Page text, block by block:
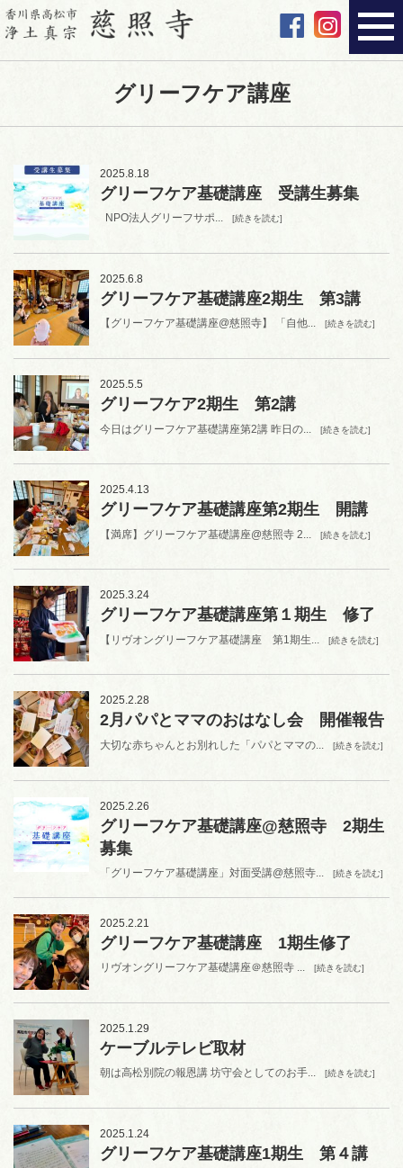
グリーフケア講座
2025.8.18
グリーフケア基礎講座 受講生募集
NPO法人グリーフサポ... [続きを読む]
2025.6.8
グリーフケア基礎講座2期生 第3講
【グリーフケア基礎講座@慈照寺】 「自他... [続きを読む]
2025.5.5
グリーフケア2期生 第2講
今日はグリーフケア基礎講座第2講 昨日の... [続きを読む]
2025.4.13
グリーフケア基礎講座第2期生 開講
【満席】グリーフケア基礎講座@慈照寺 2... [続きを読む]
2025.3.24
グリーフケア基礎講座第１期生 修了
【リヴオングリーフケア基礎講座 第1期生... [続きを読む]
2025.2.28
2月パパとママのおはなし会 開催報告
大切な赤ちゃんとお別れした「パパとママの... [続きを読む]
2025.2.26
グリーフケア基礎講座@慈照寺 2期生
募集
「グリーフケア基礎講座」対面受講@慈照寺... [続きを読む]
2025.2.21
グリーフケア基礎講座 1期生修了
リヴオングリーフケア基礎講座＠慈照寺 ... [続きを読む]
2025.1.29
ケーブルテレビ取材
朝は高松別院の報恩講 坊守会としてのお手... [続きを読む]
2025.1.24
グリーフケア基礎講座1期生 第４講